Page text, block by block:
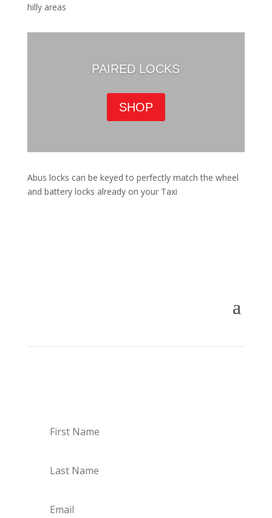
hilly areas
PAIRED LOCKS
SHOP
Abus locks can be keyed to perfectly match the wheel
and battery locks already on your Taxi